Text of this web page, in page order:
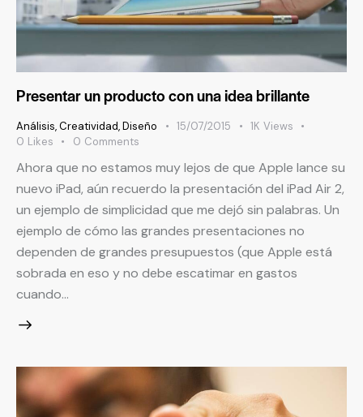
Presentar un producto con una idea brillante
Análisis,Creatividad,Diseño 15/07/2015 1K Views
0 Likes 0 Comments
Ahora que no estamos muy lejos de que Apple lance su
nuevo iPad, aún recuerdo la presentación del iPad Air 2,
un ejemplo de simplicidad que me dejó sin palabras. Un
ejemplo de cómo las grandes presentaciones no
dependen de grandes presupuestos (que Apple está
sobrada en eso y no debe escatimar en gastos
cuando…